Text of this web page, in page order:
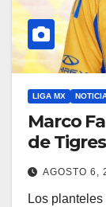
LIGA MX
Marco
de Tigres
AGOSTO 6,
Los